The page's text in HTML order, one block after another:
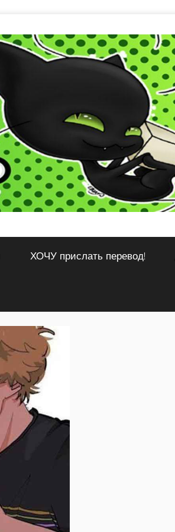
ХОЧУ прислать перевод!